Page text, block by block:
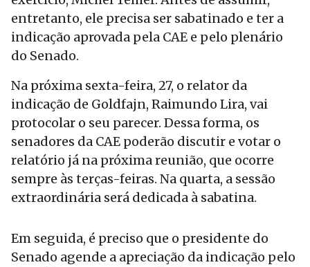
entretanto, ele precisa ser sabatinado e ter a
indicação aprovada pela CAE e pelo plenário
do Senado.
Na próxima sexta-feira, 27, o relator da
indicação de Goldfajn, Raimundo Lira, vai
protocolar o seu parecer. Dessa forma, os
senadores da CAE poderão discutir e votar o
relatório já na próxima reunião, que ocorre
sempre às terças-feiras. Na quarta, a sessão
extraordinária será dedicada à sabatina.
Em seguida, é preciso que o presidente do
Senado agende a apreciação da indicação pelo